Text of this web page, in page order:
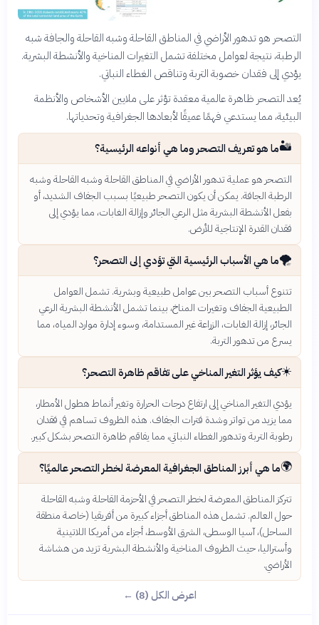
التصحر هو تدهور الأراضي في المناطق القاحلة وشبه القاحلة والجافة شبه
الرطبة، نتيجة لعوامل مختلفة تشمل التغيرات المناخية والأنشطة البشرية.
يؤدي إلى فقدان خصوبة التربة وتناقص الغطاء النباتي.
يُعد التصحر ظاهرة عالمية معقدة تؤثر على ملايين الأشخاص والأنظمة
البيئية، مما يستدعي فهمًا عميقًا لأبعادها الجغرافية وتحدياتها.
🏜️ما هو تعريف التصحر وما هي أنواعه الرئيسية؟
التصحر هو عملية تدهور الأراضي في المناطق القاحلة وشبه القاحلة وشبه
الرطبة الجافة. يمكن أن يكون التصحر طبيعيًا بسبب الجفاف الشديد، أو
بفعل الأنشطة البشرية مثل الرعي الجائر وإزالة الغابات، مما يؤدي إلى
فقدان القدرة الإنتاجية للأرض.
🌪️ما هي الأسباب الرئيسية التي تؤدي إلى التصحر؟
تتنوع أسباب التصحر بين عوامل طبيعية وبشرية. تشمل العوامل
الطبيعية الجفاف وتغيرات المناخ، بينما تشمل الأنشطة البشرية الرعي
الجائر، إزالة الغابات، الزراعة غير المستدامة، وسوء إدارة موارد المياه، مما
يسرع من تدهور التربة.
☀️كيف يؤثر التغير المناخي على تفاقم ظاهرة التصحر؟
يؤدي التغير المناخي إلى ارتفاع درجات الحرارة وتغير أنماط هطول الأمطار،
مما يزيد من تواتر وشدة فترات الجفاف. هذه الظروف تساهم في فقدان
رطوبة التربة وتدهور الغطاء النباتي، مما يفاقم ظاهرة التصحر بشكل كبير.
🌍ما هي أبرز المناطق الجغرافية المعرضة لخطر التصحر عالميًا؟
تتركز المناطق المعرضة لخطر التصحر في الأحزمة القاحلة وشبه القاحلة
حول العالم. تشمل هذه المناطق أجزاء كبيرة من أفريقيا (خاصة منطقة
الساحل)، آسيا الوسطى، الشرق الأوسط، أجزاء من أمريكا اللاتينية
وأستراليا، حيث الظروف المناخية والأنشطة البشرية تزيد من هشاشة
الأراضي.
اعرض الكل (8) ←